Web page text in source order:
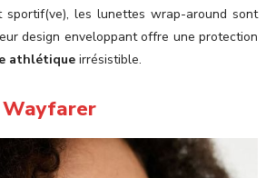
les lunettes wrap-around sont
design enveloppant offre une protection
athlétique irrésistible.
Wayfarer